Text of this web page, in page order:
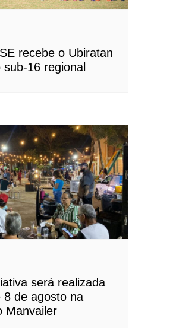
recebe o Ubiratan
sub-16 regional
será realizada
8 de agosto na
Manvailer